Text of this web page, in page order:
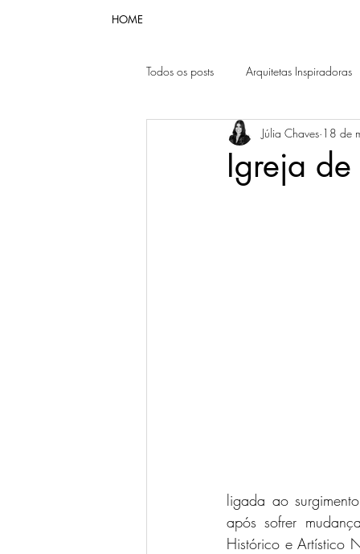
HOME
Todos os posts Arquitetas Inspiradoras
Igreja
Júlia Chaves 18 de
ligada ao
após sofrer
Histórico e Artístico